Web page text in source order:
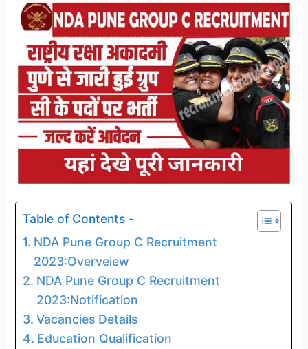
Table of Contents -
NDA Pune Group C Recruitment
2023:Overveiew
NDA Pune Group C Recruitment
2023:Notification
Vacancies Details
Education Qualification